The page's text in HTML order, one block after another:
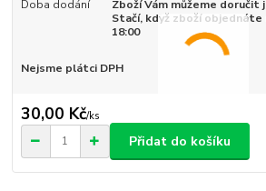
Doba dodání
Zboží Vám můžeme doručit
Stačí, když zboží
18:00
Nejsme plátci DPH
30,00 Kč/ks
Přidat do košíku